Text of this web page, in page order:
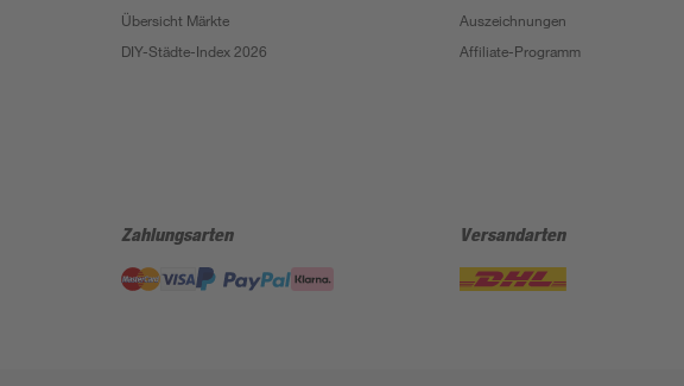
Übersicht Märkte
DIY-Städte-Index 2026
Auszeichnungen
Affiliate-Programm
Zahlungsarten Versandarten